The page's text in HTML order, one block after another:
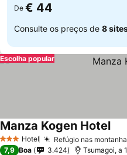
De € 44
Consulte os preços de 8
Escolha popular
3 EstrelasHotel Refúgio nas
Manza Kogen Hotel
7,9 Boa 3.424 Tsumagoi, a